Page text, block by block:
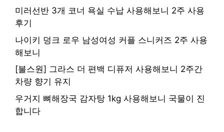
미러선반 3개 코너 욕실 수납 사용해보니 2주 사용
후기
나이키 덩크 로우 남성여성 커플 스니커즈 2주 사용
해보니
[불스원] 그라스 더 편백 디퓨저 사용해보니 2주간
차량 향기 유지
우거지 뼈해장국 감자탕 1kg 사용해보니 국물이 진
합니다